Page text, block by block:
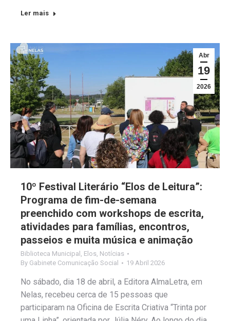
Ler mais
Abr
19
2026
10º Festival Literário “Elos de Leitura”:
Programa de fim-de-semana
preenchido com workshops de escrita,
atividades para famílias, encontros,
passeios e muita música e animação
Biblioteca Municipal , Elos, Notícias
By Gabinete Comunicação Social 19 Abril 2026
No sábado, dia 18 de abril, a Editora AlmaLetra, em
Nelas, recebeu cerca de 15 pessoas que
participaram na Oficina de Escrita Criativa “Trinta por